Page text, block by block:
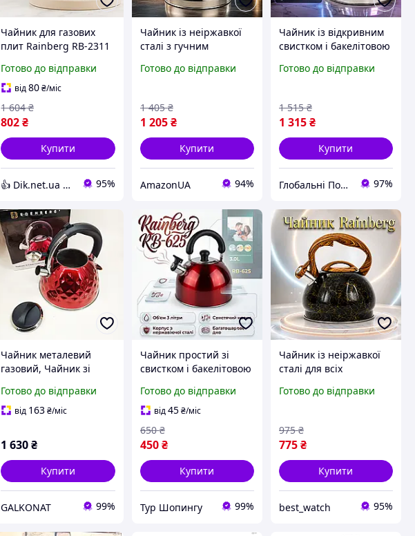
Чайник для газових
плит Rainberg RB-2311
свистком газовий
красивий MQ-73
Готово до відправки
від80₴/міс
802₴
1 604 ₴
Купити
👍 Dik.net.ua - Інтернет магазин 95%
Чайник із неіржавкої
сталі з гучним
капсульним дном,
чайники з бакелітовою
ручкою HRS704
Готово до відправки
1 205 ₴
1 405 ₴
Купити
AmazonUA 94%
Чайник із відкривним
свистком і бакелітовою
плит, побутові чайники
використання об'ємом
3.5 л
Готово до відправки
1 315₴
1 515 ₴
Купити
Глобальні Покупки 97%
Чайник металевий
газовий, Чайник зі
ручкою Якісний для
газової плити FX-20
Готово до відправки
від 163₴/міс
1 630₴
Купити
GALKONAT 99%
Чайник простий зі
свистком і бакелітовою
типів плит, сталеві
чайники з неіржавкої
сталі з рухомою
ручкою 3 л
Готово до відправки
від45 ₴/міс
450 ₴
650 ₴
Купити
Тур Шопингу 99%
Чайник із неіржавкої
сталі для всіх
л зі свистком і
Якісні звичайні
чайники для кухні
Готово до відправки
775₴
975 ₴
Купити
best_watch 95%